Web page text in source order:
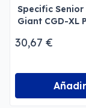
Specific Senior
Giant CGD-XL
30,67 €
Añadir